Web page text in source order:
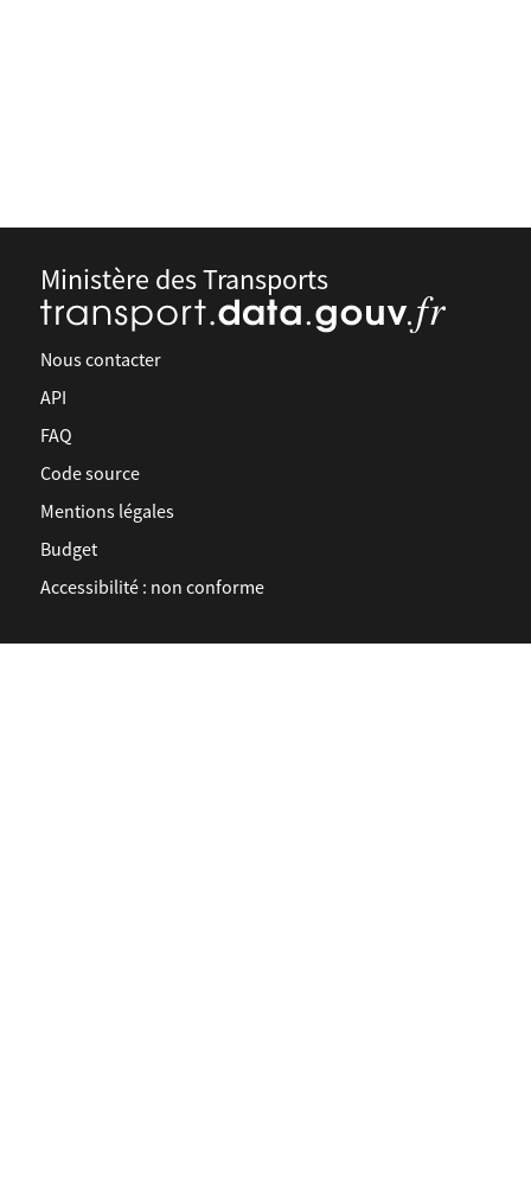
Ministère des Transports
Nous contacter
API
FAQ
Code source
Mentions légales
Budget
Accessibilité : non conforme